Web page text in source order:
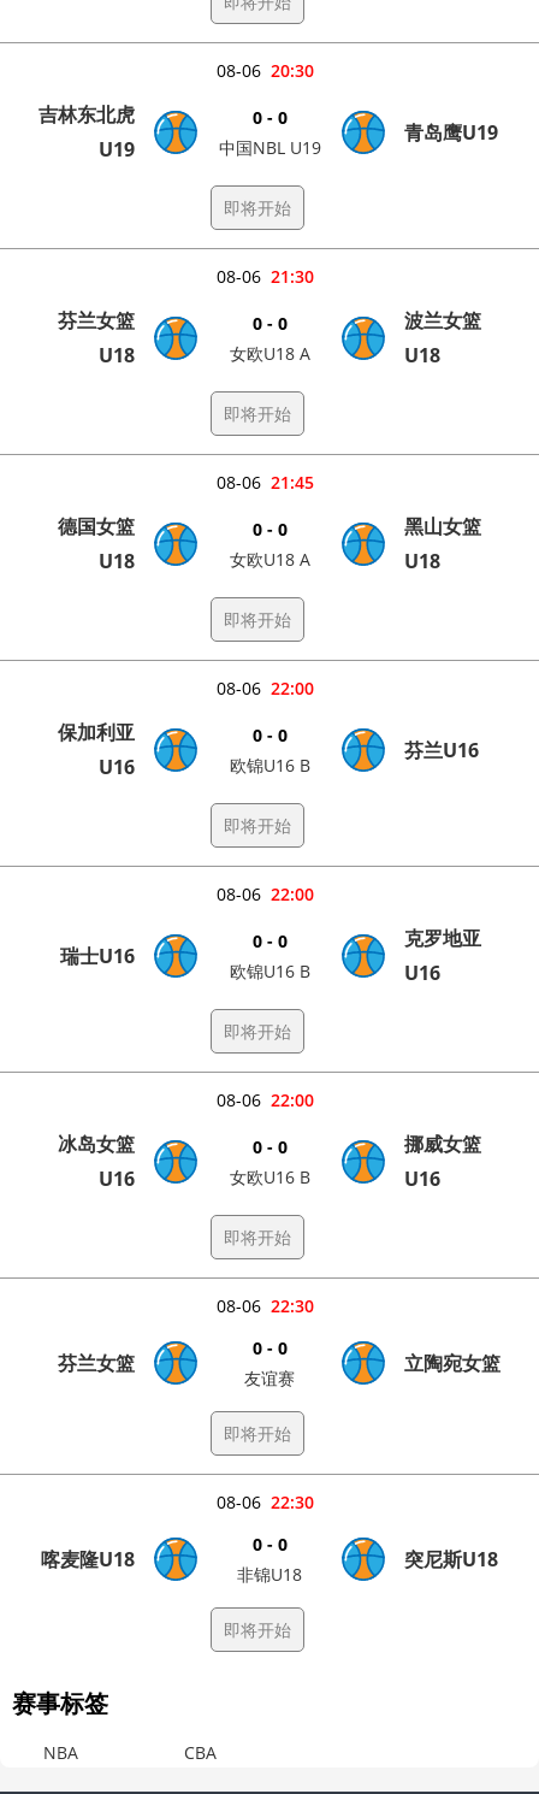
20:30
08-06
吉林东北虎
U19
0 - 0
中国NBL U19
青岛鹰U19
即将开始
21:30
08-06
芬兰女篮
U18
0 - 0
女欧U18 A
波兰女篮
U18
即将开始
21:45
08-06
德国女篮
U18
0 - 0
女欧U18 A
黑山女篮
U18
即将开始
22:00
08-06
保加利亚
U16
0 - 0
欧锦U16 B
芬兰U16
即将开始
22:00
08-06
瑞士U16
0 - 0
欧锦U16 B
克罗地亚
U16
即将开始
22:00
08-06
冰岛女篮
U16
0 - 0
女欧U16 B
挪威女篮
U16
即将开始
22:30
08-06
芬兰女篮
0 - 0
友谊赛
立陶宛女篮
即将开始
22:30
08-06
喀麦隆U18
0 - 0
非锦U18
突尼斯U18
即将开始
赛事标签
NBA CBA